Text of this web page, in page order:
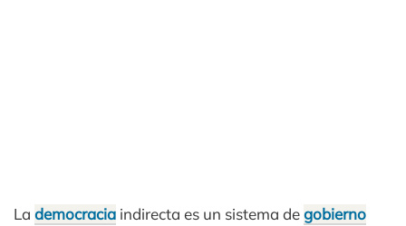
La democracia indirecta es un sistema degobierno